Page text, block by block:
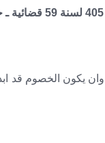
يكون الخصوم قد